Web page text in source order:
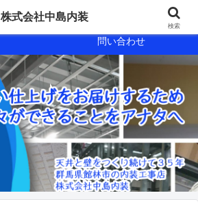
問い合わせ
株式会社中島内装
検索